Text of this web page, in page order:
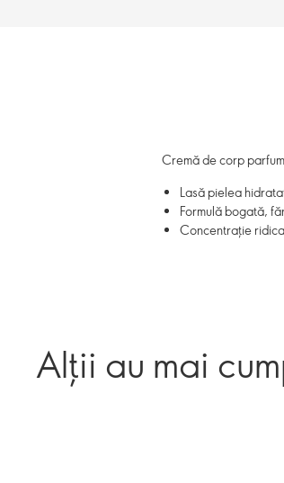
Cremă de corp
Lasă pielea
Formulă bogată,
Concentrație
Alții au mai